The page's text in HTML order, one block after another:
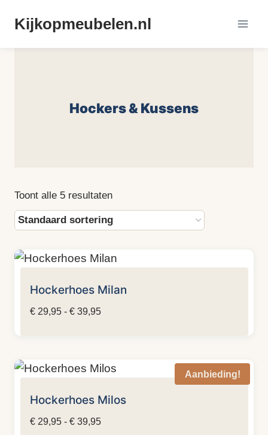
naarKijkopmeubelen.nl
Hockers & Kussens
Toont alle 5 resultaten
Hockerhoes Milan
€29,95 - €39,95Prijsklasse:
Aanbieding!
Hockerhoes Milos
€29,95 - €39,95Prijsklasse: